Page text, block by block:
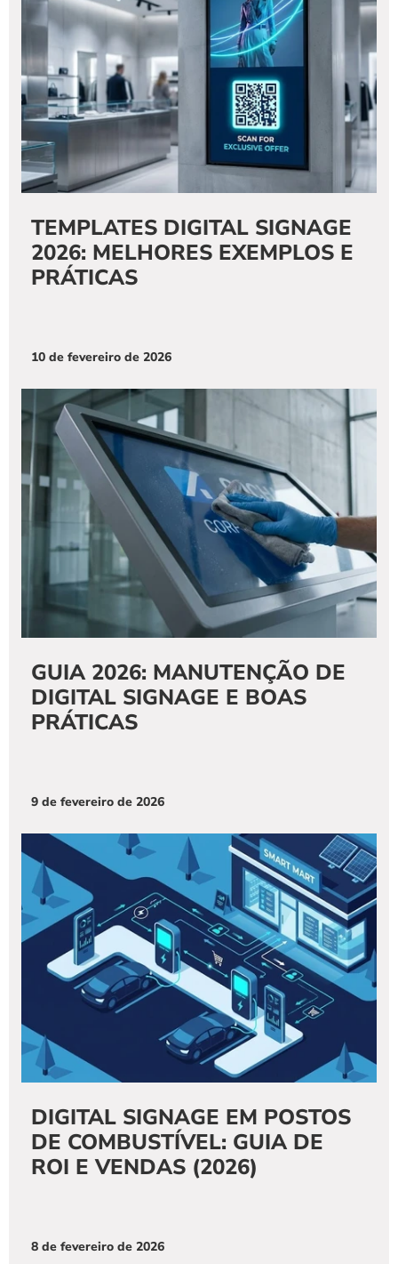
TEMPLATES DIGITAL SIGNAGE
2026: MELHORES EXEMPLOS E
PRÁTICAS
10 de fevereiro de 2026
GUIA 2026: MANUTENÇÃO DE
DIGITAL SIGNAGE E BOAS
PRÁTICAS
9 de fevereiro de 2026
DIGITAL SIGNAGE EM POSTOS
DE COMBUSTÍVEL: GUIA DE
ROI E VENDAS (2026)
8 de fevereiro de 2026